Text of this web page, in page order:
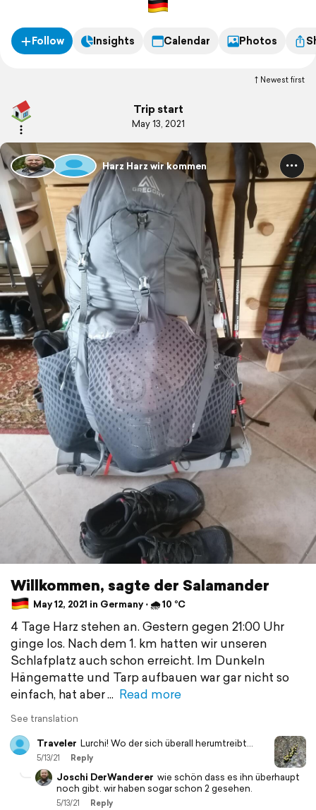
Follow Insights Calendar Photos
Newest first
Trip start
May 13, 2021
Harz Harz wir kommen
Willkommen, sagte der Salamander
May 12, 2021 in Germany ⋅ 🌧 10 °C
4 Tage Harz stehen an. Gestern gegen 21:00 Uhr
ginge los. Nach dem 1. km hatten wir unseren
Schlafplatz auch schon erreicht. Im Dunkeln
Hängematte und Tarp aufbauen war gar nicht so
einfach, hat aber
Read more
See translation
Traveler Lurchi! Wo der sich überall herumtreibt...
5/13/21 Reply
Joschi DerWanderer wie schön dass es ihn überhaupt
noch gibt. wir haben sogar schon 2 gesehen.
5/13/21 Reply